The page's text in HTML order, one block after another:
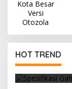
HOT TREND